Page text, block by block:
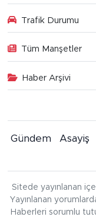
Trafik Durumu
Tüm Manşetler
Haber Arşivi
Gündem Asayiş
Sitede yayınlanan
Yayınlanan
Haberleri sorumlu